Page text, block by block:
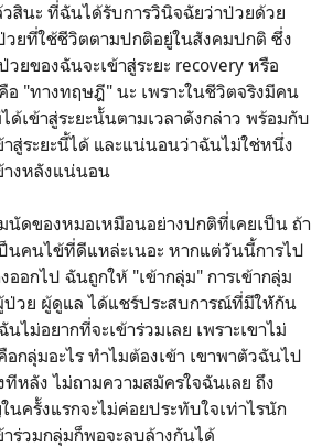
นะ ที่ฉันได้รับการวินิจฉัยว่าป่วยด้วย
วยที่ใช้ชีวิตตามปกติอยู่ในสังคมปกติ ซึ่ง
ยของฉันจะเข้าสู่ระยะ recovery หรือ
"ทางทฤษฎี" นะ เพราะในชีวิตจริงมีคน
เข้าสู่ระยะนั้นตามเวลาดังกล่าว พร้อมกับ
สู่ระยะนี้ได้ และแน่นอนว่าฉันไม่ใช่หนึ่ง
างหลังแน่นอน
ดของหมอเหมือนอย่างปกติที่เคยเป็น ถ้า
นคนไข้ที่ดีแหล่ะเนอะ หากแต่วันนี้การไป
อกไป ฉันถูกให้ "เข้ากลุ่ม" การเข้ากลุ่ม
ป่วย ผู้ดูแล ได้แชร์ประสบการณ์ที่มีให้ักัน
ไม่อยากที่จะเข้าร่วมเลย เพราะเขาไม่
กลุ่มอะไร ทำไมต้องเข้า เขาพาตัวฉันไป
ทีหลัง ไม่ถามความสมัครใจฉันเลย ถึง
นครั้งแรกจะไม่ค่อยประทับใจเท่าไรนัก
าร่วมกลุ่มก็พอจะลบล้างกันได้